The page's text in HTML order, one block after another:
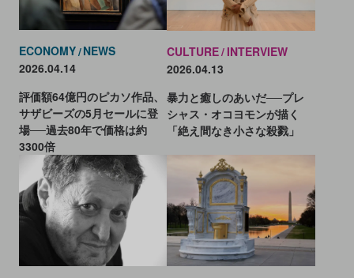
ECONOMY NEWS
2026.04.14
評価額64億円のピカソ作品、
サザビーズの5月セールに登
場──過去80年で価格は約
3300倍
CULTURE INTERVIEW
2026.04.13
暴力と癒しのあいだ──プレ
シャス・オコヨモンが描く
「絶え間なき小さな殺戮」